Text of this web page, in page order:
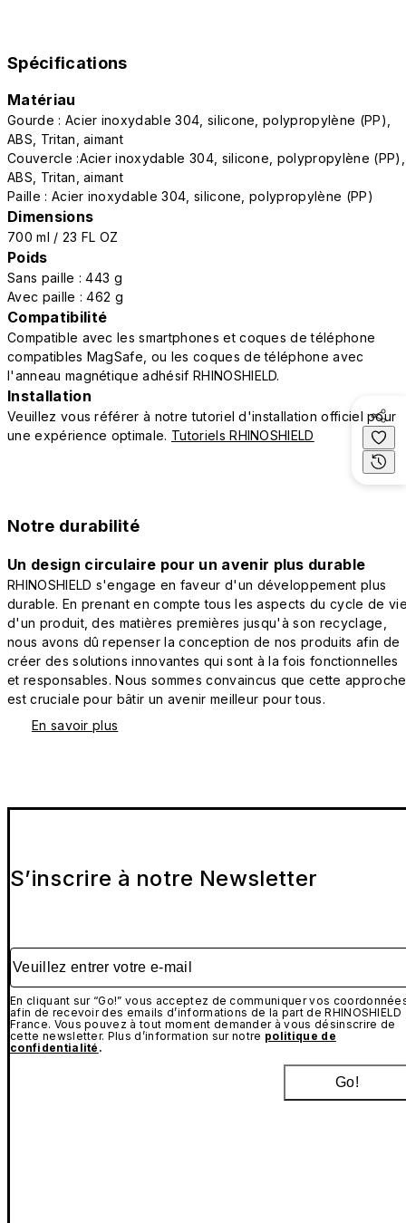
Spécifications
Matériau
Gourde : Acier inoxydable 304, silicone, polypropylène (PP),
ABS, Tritan, aimant
Couvercle :Acier inoxydable 304, silicone, polypropylène (PP),
ABS, Tritan, aimant
Paille : Acier inoxydable 304, silicone, polypropylène (PP)
Dimensions
700 ml / 23 FL OZ
Poids
Sans paille : 443 g
Avec paille : 462 g
Compatibilité
Compatible avec les smartphones et coques de téléphone
compatibles MagSafe, ou les coques de téléphone avec
l'anneau magnétique adhésif RHINOSHIELD.
Installation
Veuillez vous référer à notre tutoriel d'installation officiel pour
une expérience optimale. Tutoriels RHINOSHIELD
Notre durabilité
Un design circulaire pour un avenir plus durable
RHINOSHIELD s'engage en faveur d'un développement plus
durable. En prenant en compte tous les aspects du cycle de
d'un produit, des matières premières jusqu'à son recyclage,
nous avons dû repenser la conception de nos produits afin de
créer des solutions innovantes qui sont à la fois fonctionnelles
et responsables. Nous sommes convaincus que cette approche
est cruciale pour bâtir un avenir meilleur pour tous.
En savoir plus
S’inscrire à notre Newsletter
Veuillez entrer votre e-mail
En cliquant sur “Go!” vous acceptez de communiquer vos
afin de recevoir des emails d’informations de la part de RHINOSHIELD
France. Vous pouvez à tout moment demander à vous désinscrire de
cette newsletter. Plus d’information sur notre politique de
confidentialité .
Go!